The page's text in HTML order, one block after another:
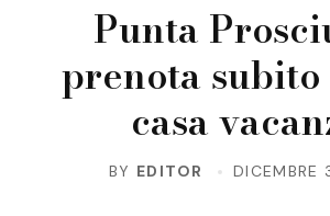
Punta
prenota
casa
BY EDITOR DICEMBRE